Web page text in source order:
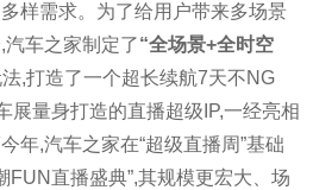
样需求。为了给用户带来多场景
车之家制定了“全场景+全时空
,打造了一个超长续航7天不NG
展量身打造的直播超级IP,一经亮相
年,汽车之家在“超级直播周”基础
FUN直播盛典”,其规模更宏大、场